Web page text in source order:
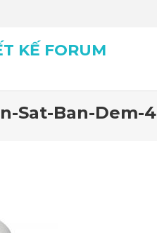
KẾ FORUM
Sat-Ban-Dem-4